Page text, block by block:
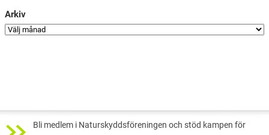
Arkiv
Bli medlem i Naturskyddsföreningen och stöd kampen för